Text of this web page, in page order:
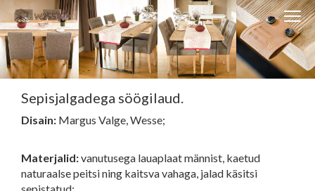
Close
EST ENG
WESSE DISAIN
TEHNIKA
Sepisjalgadega söögilaud.
Disain: Margus Valge, Wesse;
Materjalid:vanutusega lauaplaatmännist, kaetud
naturaalse peitsi ning kaitsva vahaga, jalad käsitsi